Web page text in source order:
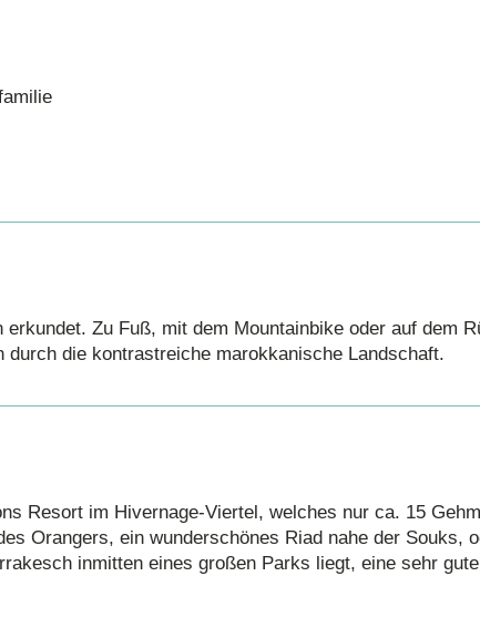
Zu Fuß, mit dem Mountainbike oder auf dem
die kontrastreiche marokkanische Landschaft.
Resort im Hivernage-Viertel, welches nur ca. 15
Orangers, ein wunderschönes Riad nahe der Souks,
inmitten eines großen Parks liegt, eine sehr